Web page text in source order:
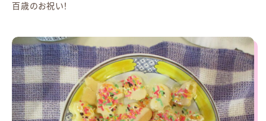
百歳のお祝い！